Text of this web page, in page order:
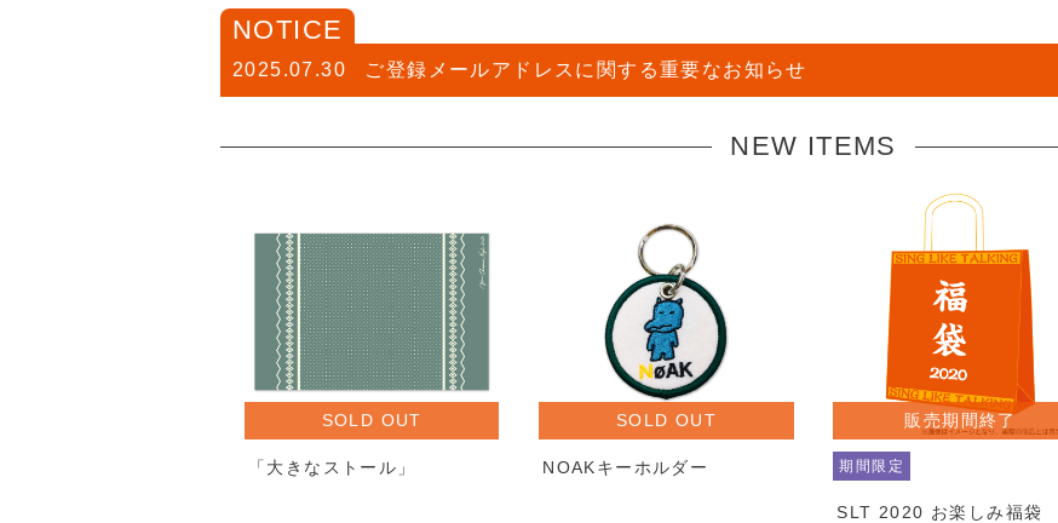
NOTICE
2025.07.30 ご登録メールアドレスに関する重要なお知らせ
NEW ITEMS
SOLD OUT
「大きなストール」
SOLD OUT
NOAKキーホルダー
販売期間終了
期間限定
SLT 2020 お楽しみ福袋